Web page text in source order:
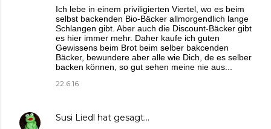
Ich lebe in einem priviligierten Viertel, wo es beim
selbst backenden Bio-Bäcker allmorgendlich lange
Schlangen gibt. Aber auch die Discount-Bäcker gibt
es hier immer mehr. Daher kaufe ich guten
Gewissens beim Brot beim selber bakcenden
Bäcker, bewundere aber alle wie Dich, de es selber
backen können, so gut sehen meine nie aus...
22.6.16
Susi Liedl hat gesagt…